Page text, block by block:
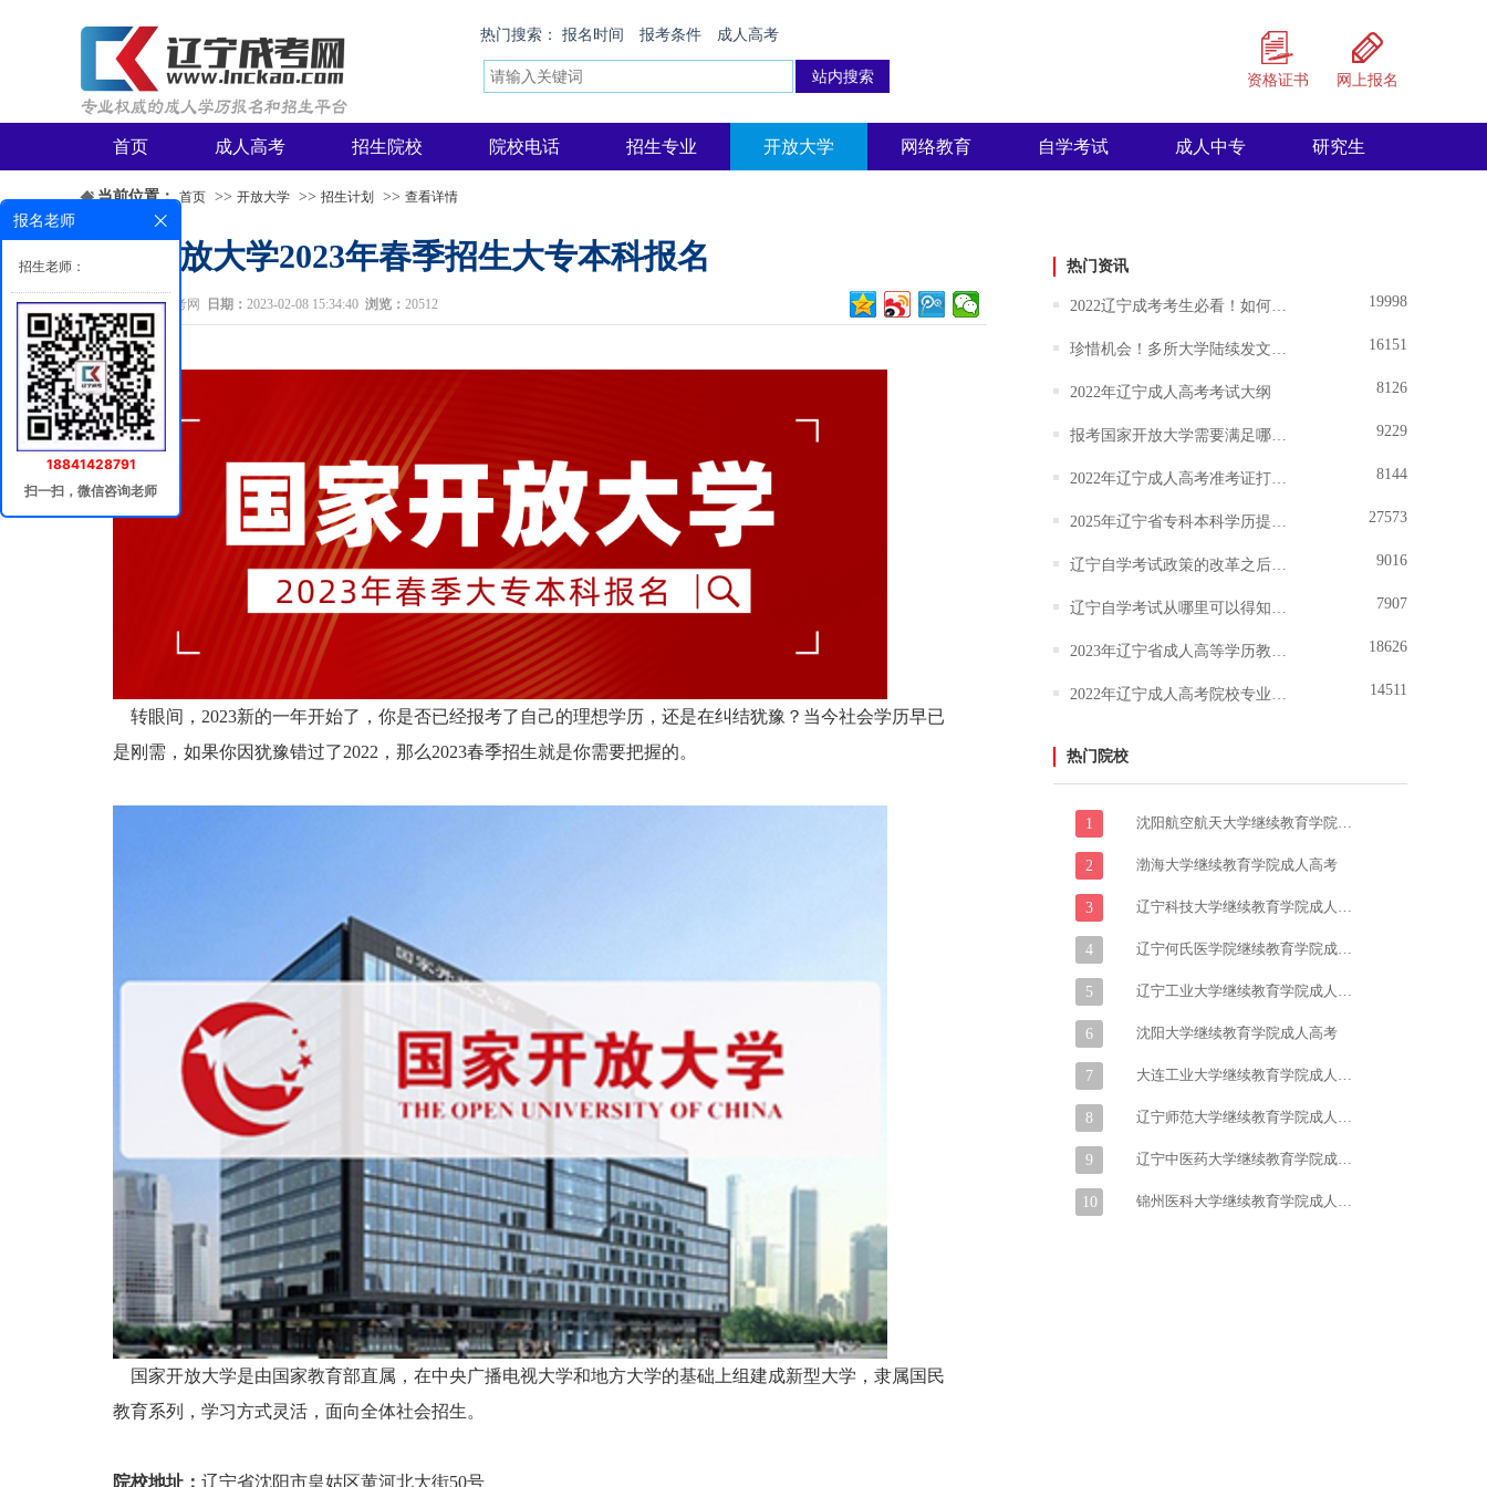
热门搜索： 报名时间 报考条件 成人高考
资格证书 网上报名
首页 成人高考 招生院校 院校电话 招生专业 开放大学 网络教育 自学考试 成人中专 研究生
当前位置： 首页 >> 开放大学 >> 招生计划 >> 查看详情
国家开放大学2023年春季招生大专本科报名
来源： 辽宁成考网 日期： 2023-02-08 15:34:40 浏览： 20512
转眼间，2023新的一年开始了，你是否已经报考了自己的理想学历，还是在纠结犹豫？当今社会学历早已
是刚需，如果你因犹豫错过了2022，那么2023春季招生就是你需要把握的。
国家开放大学是由国家教育部直属，在中央广播电视大学和地方大学的基础上组建成新型大学，隶属国民
教育系列，学习方式灵活，面向全体社会招生。
院校地址： 辽宁省沈阳市皇姑区黄河北大街50号
热门资讯
2022辽宁成考考生必看！如何选择适合自己的大学和专业？ 19998
珍惜机会！多所大学陆续发文暂停招生,成人学历将越来越难！ 16151
2022年辽宁成人高考考试大纲 8126
报考国家开放大学需要满足哪些条件？ 9229
2022年辽宁成人高考准考证打印时间 8144
2025年辽宁省专科本科学历提升报名 27573
辽宁自学考试政策的改革之后难度技术有所调整吗 9016
辽宁自学考试从哪里可以得知报名和报考的信息？ 7907
2023年辽宁省成人高等学历教育报考指南 18626
2022年辽宁成人高考院校专业志愿填报说明 14511
热门院校
1 沈阳航空航天大学继续教育学院成人高考
2 渤海大学继续教育学院成人高考
3 辽宁科技大学继续教育学院成人高考
4 辽宁何氏医学院继续教育学院成人高考
5 辽宁工业大学继续教育学院成人高考
6 沈阳大学继续教育学院成人高考
7 大连工业大学继续教育学院成人高考
8 辽宁师范大学继续教育学院成人高考
9 辽宁中医药大学继续教育学院成人高考
10 锦州医科大学继续教育学院成人高考
报名老师
招生老师：
18841428791
扫一扫，微信咨询老师